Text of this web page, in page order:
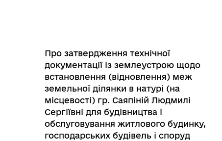
Графіки прийому громадян
Про затвердження технічної
документації із землеустрою щодо
встановлення (відновлення) меж
земельної ділянки в натурі (на
місцевості) гр. Саяпіній Людмилі
Сергіївні для будівництва і
обслуговування житлового будинку,
господарських будівель і споруд